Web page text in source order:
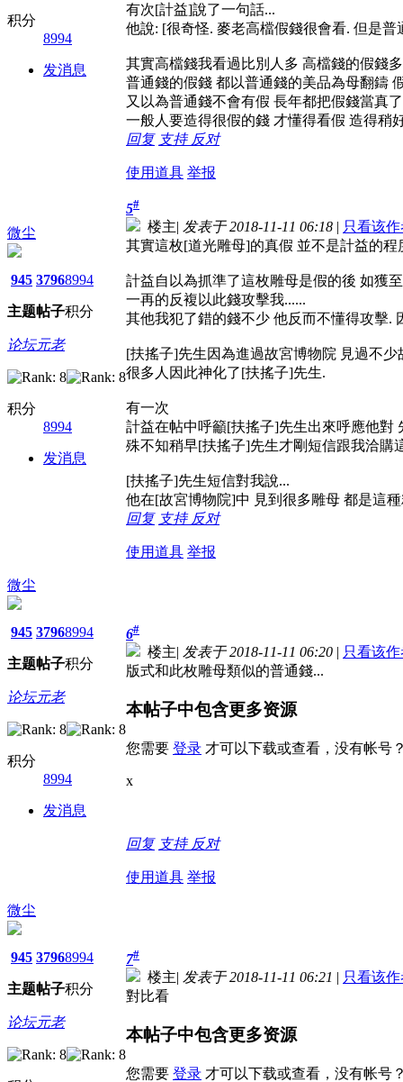
积分
8994
发消息
有次[計益]說了一句話...
他說: [很奇怪. 麥老高檔假錢很會看. 但是普
其實高檔錢我看過比別人多 高檔錢的假錢
普通錢的假錢 都以普通錢的美品為母翻鑄
又以為普通錢不會有假 長年都把假錢當真
一般人要造得很假的錢 才懂得看假 造得稍
回复 支持 反对
使用道具 举报
微尘
945
主题
3796
帖子
8994
积分
论坛元老
积分
8994
发消息
5#
楼主| 发表于 2018-11-11 06:18 | 只看该
其實這枚[道光雕母]的真假 並不是計益的程
計益自以為抓準了這枚雕母是假的後 如獲
一再的反複以此錢攻擊我......
其他我犯了錯的錢不少 他反而不懂得攻擊.
[扶搖子]先生因為進過故宮博物院 見過不
很多人因此神化了[扶搖子]先生.
有一次
計益在帖中呼籲[扶搖子]先生出來呼應他對
殊不知稍早[扶搖子]先生才剛短信跟我洽購
[扶搖子]先生短信對我說...
他在[故宮博物院]中 見到很多雕母 都是這
回复 支持 反对
使用道具 举报
微尘
945
主题
3796
帖子
8994
积分
论坛元老
积分
8994
发消息
6#
楼主| 发表于 2018-11-11 06:20 | 只看该
版式和此枚雕母類似的普通錢...
本帖子中包含更多资源
您需要 登录 才可以下载或查看，没有帐号
x
回复 支持 反对
使用道具 举报
微尘
945
主题
3796
帖子
8994
积分
论坛元老
7#
楼主| 发表于 2018-11-11 06:21 | 只看该
對比看
本帖子中包含更多资源
您需要 登录 才可以下载或查看，没有帐号